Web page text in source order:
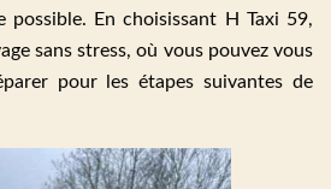
En choisissant H Taxi 59,
sans stress, où vous pouvez vous
pour les étapes suivantes de